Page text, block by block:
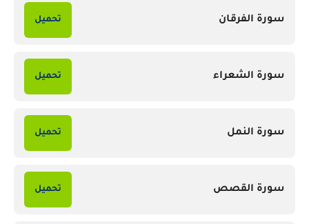
سورة الفرقان تحميل
سورة الشعراء تحميل
سورة النمل تحميل
سورة القصص تحميل